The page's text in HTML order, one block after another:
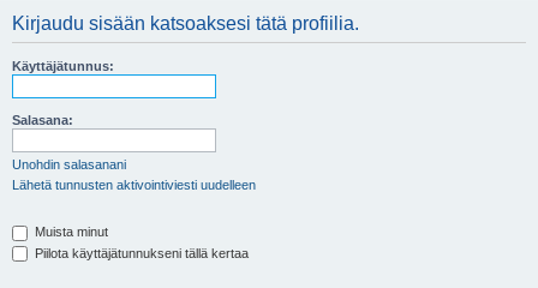
Kirjaudu sisään katsoaksesi tätä profiilia.
Käyttäjätunnus:
Salasana:
Unohdin salasanani
Lähetä tunnusten aktivointiviesti uudelleen
Muista minut
Piilota käyttäjätunnukseni tällä kertaa